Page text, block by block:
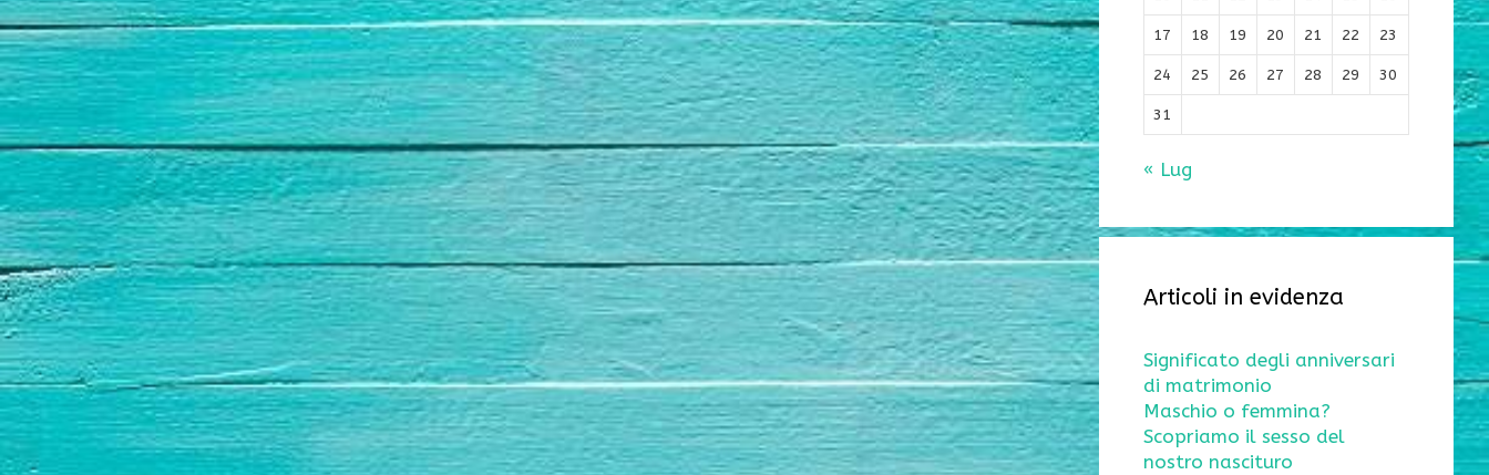
17 18 19 20 21 22 23
24 25 26 27 28 29 30
31
« Lug
Articoli in evidenza
Significato degli anniversari
di matrimonio
Maschio o femmina?
Scopriamo il sesso del
nostro nascituro